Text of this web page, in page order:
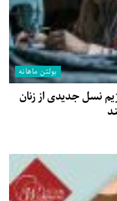
بولتن ماهانه
رژیم نسل جدیدی از زنان